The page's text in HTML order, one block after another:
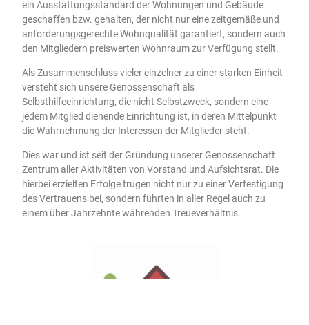
ein Ausstattungsstandard der Wohnungen und Gebäude
geschaffen bzw. gehalten, der nicht nur eine zeitgemäße und
anforderungsgerechte Wohnqualität garantiert, sondern auch
den Mitgliedern preiswerten Wohnraum zur Verfügung stellt.
Als Zusammenschluss vieler einzelner zu einer starken Einheit
versteht sich unsere Genossenschaft als
Selbsthilfeeinrichtung, die nicht Selbstzweck, sondern eine
jedem Mitglied dienende Einrichtung ist, in deren Mittelpunkt
die Wahrnehmung der Interessen der Mitglieder steht.
Dies war und ist seit der Gründung unserer Genossenschaft
Zentrum aller Aktivitäten von Vorstand und Aufsichtsrat. Die
hierbei erzielten Erfolge trugen nicht nur zu einer Verfestigung
des Vertrauens bei, sondern führten in aller Regel auch zu
einem über Jahrzehnte währenden Treueverhältnis.